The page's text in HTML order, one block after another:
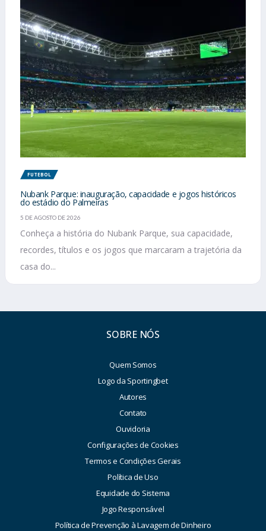
FUTEBOL
Nubank Parque: inauguração, capacidade e jogos históricos
do estádio do Palmeiras
5 DE AGOSTO DE 2026
Conheça a história do Nubank Parque, sua capacidade,
recordes, títulos e os jogos que marcaram a trajetória da
casa do...
SOBRE NÓS
Quem Somos
Logo da Sportingbet
Autores
Contato
Ouvidoria
Configurações de Cookies
Termos e Condições Gerais
Política de Uso
Equidade do Sistema
Jogo Responsável
Política de Prevenção à Lavagem de Dinheiro